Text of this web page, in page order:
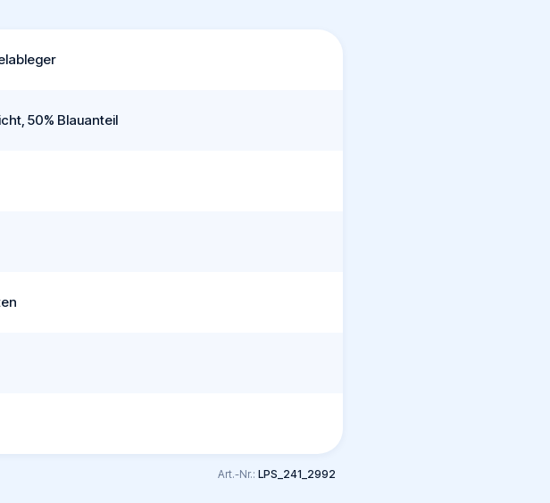
50% Blauanteil
Art.-Nr.: LPS_241_2992